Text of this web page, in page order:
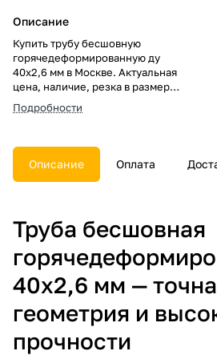
Описание
Купить трубу бесшовную
горячедеформированную ду
40х2,6 мм в Москве. Актуальная
цена, наличие, резка в размер,
погрузка, доставка, расчет веса
и документы.
Подробности
Описание Оплата
Труба бесшовная
40х2,6 мм —
геометрия и
прочности